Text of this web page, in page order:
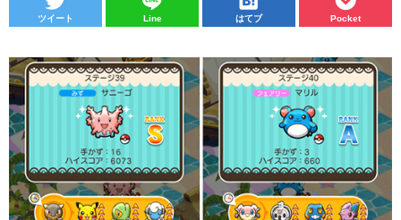
ツイート Line はてブ Pocket